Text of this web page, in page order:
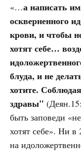
«…а написать
оскверненного
крови, и чтобы
хотят себе…
блуда, и не
хотите.
здравы"
быть заповеди
хотят себе». Ни в
на